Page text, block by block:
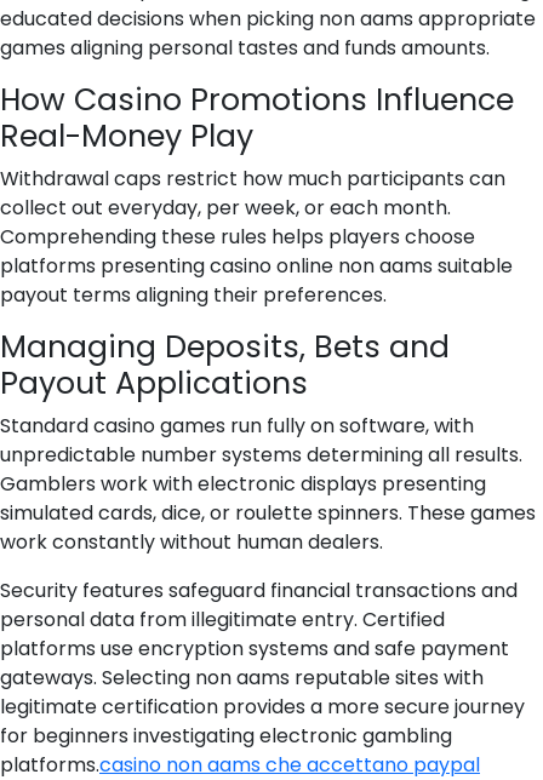
educated decisions when picking non aams appropriate
games aligning personal tastes and funds amounts.
How Casino Promotions Influence
Real-Money Play
Withdrawal caps restrict how much participants can
collect out everyday, per week, or each month.
Comprehending these rules helps players choose
platforms presenting casino online non aams suitable
payout terms aligning their preferences.
Managing Deposits, Bets and
Payout Applications
Standard casino games run fully on software, with
unpredictable number systems determining all results.
Gamblers work with electronic displays presenting
simulated cards, dice, or roulette spinners. These games
work constantly without human dealers.
Security features safeguard financial transactions and
personal data from illegitimate entry. Certified
platforms use encryption systems and safe payment
gateways. Selecting non aams reputable sites with
legitimate certification provides a more secure journey
for beginners investigating electronic gambling
platforms.casino non aams che accettano paypal